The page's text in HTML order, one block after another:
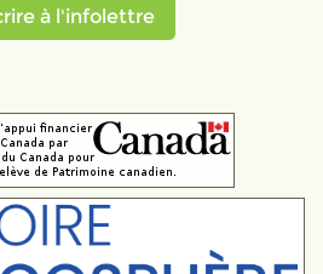
à l'infolettre